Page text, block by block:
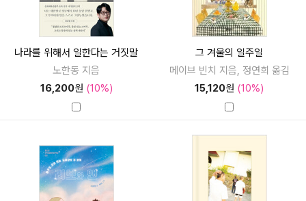
나라를 위해서 일한다는 거짓말
노한동 지음
16,200원 (10%)
그 겨울의 일주일
메이브 빈치 지음, 정연희 옮김
15,120원 (10%)